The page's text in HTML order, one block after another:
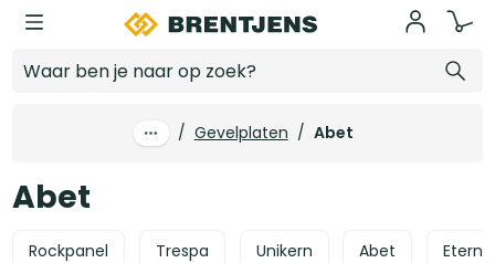
Ga naar hoofdinhoud
/ Gevelplaten / Abet
Abet
Rockpanel Trespa Unikern Abet Eternit